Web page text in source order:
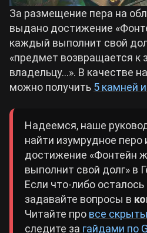
За размещение пера на
выдано достижение
каждый выполнит свой
«предмет возвращается к
владельцу…». В качестве
можно получить 5 камней
Надеемся, наше
найти изумрудное перо
достижение «Фонтейн
выполнит свой долг» в
Если что-либо осталось
задавайте вопросы в
Читайте про все
следите за гайдами по